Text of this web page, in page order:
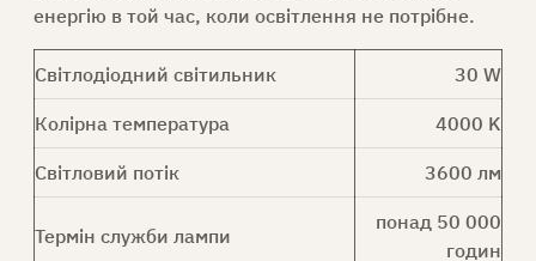
енергію в той час, коли освітлення не потрібне.
Світлодіодний світильник 30 W
Колірна температура 4000 K
Світловий потік 3600 лм
Термін служби лампи
понад 50 000
годин